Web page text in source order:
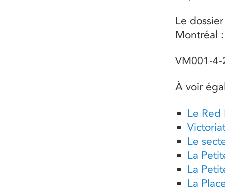
Le
Montréal :
VM001-
À voir
Le Red
Le
La
La
La